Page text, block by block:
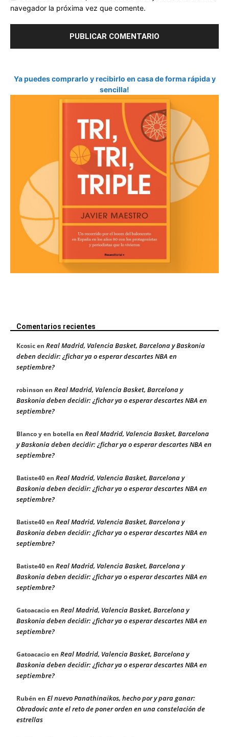
navegador la próxima vez que comente.
Ya puedes comprarlo y recibirlo en casa de forma rápida y
sencilla!
Comentarios recientes
Kcosicen Real Madrid, Valencia Basket, Barcelona y Baskonia
deben decidir: ¿fichar ya o esperar descartes NBA en
septiembre?
robinson en Real Madrid, Valencia Basket, Barcelona y
Baskonia deben decidir: ¿fichar ya o esperar descartes NBA en
septiembre?
Blanco y en botellaen Real Madrid, Valencia Basket, Barcelona
y Baskonia deben decidir: ¿fichar ya o esperar descartes NBA en
septiembre?
Batiste40en Real Madrid, Valencia Basket, Barcelona y
Baskonia deben decidir: ¿fichar ya o esperar descartes NBA en
septiembre?
Batiste40en Real Madrid, Valencia Basket, Barcelona y
Baskonia deben decidir: ¿fichar ya o esperar descartes NBA en
septiembre?
Batiste40en Real Madrid, Valencia Basket, Barcelona y
Baskonia deben decidir: ¿fichar ya o esperar descartes NBA en
septiembre?
Gatoacacioen Real Madrid, Valencia Basket, Barcelona y
Baskonia deben decidir: ¿fichar ya o esperar descartes NBA en
septiembre?
Gatoacacioen Real Madrid, Valencia Basket, Barcelona y
Baskonia deben decidir: ¿fichar ya o esperar descartes NBA en
septiembre?
Rubén en El nuevo Panathinaikos, hecho por y para ganar:
Obradovic ante el reto de poner orden en una constelación de
estrellas